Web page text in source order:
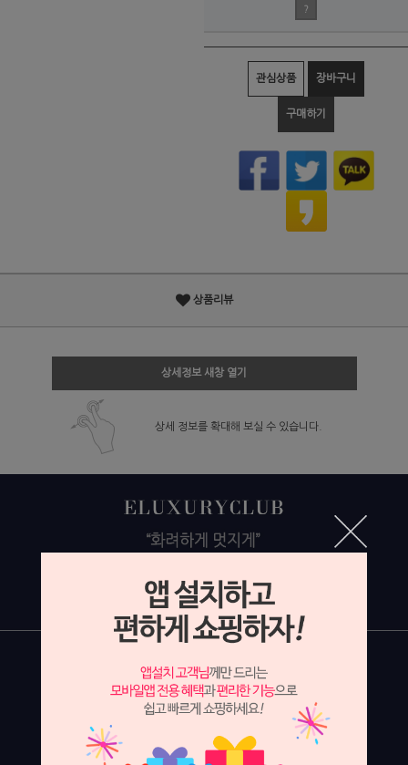
?
관심상품 장바구니
구매하기
상품리뷰
상세정보 새창 열기
상세 정보를 확대해 보실 수 있습니다.